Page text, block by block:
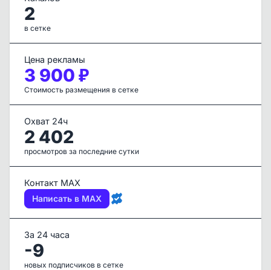
2
в сетке
Цена рекламы
3 900 ₽
Стоимость размещения в сетке
Охват 24ч
2 402
просмотров за последние сутки
Контакт MAX
Написать в MAX
За 24 часа
-9
новых подписчиков в сетке